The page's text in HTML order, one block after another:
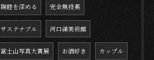
親睦を深める 完全無投薬
サステナブル 河口湖美術館
富士山写真大賞展 お酒好き カップル